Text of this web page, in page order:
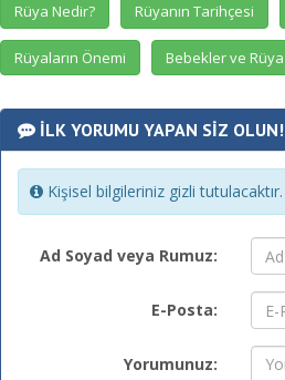
Rüya Nedir? Rüyanın Tarihçesi
Rüyaların Önemi Bebekler ve Rüya
İLK YORUMU YAPAN SİZ OLUN!
Kişisel bilgileriniz gizli tutulacaktır.
Ad Soyad veya Rumuz:
E-Posta:
Yorumunuz: